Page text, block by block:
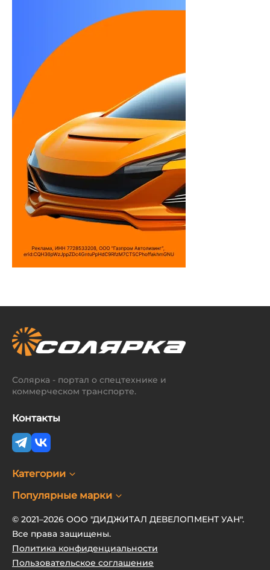
Солярка - портал о спецтехнике и
коммерческом транспорте.
Контакты
Категории
Популярные марки
© 2021–2026 ООО "ДИДЖИТАЛ ДЕВЕЛОПМЕНТ УАН".
Все права защищены.
Политика конфиденциальности
Пользовательское соглашение